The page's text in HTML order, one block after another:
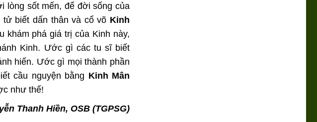
lòng sốt mến, để đời sống của
biết dấn thân và cổ võ Kinh
khám phá giá trị của Kinh này,
Kinh. Ước gì các tu sĩ biết
hiến. Ước gì mọi thành phần
cầu nguyện bằng Kinh Mân
như thế!
Thanh Hiền, OSB (TGPSG)